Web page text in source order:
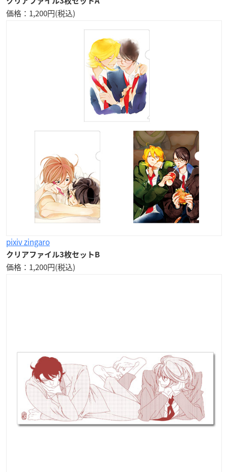
価格：1,200円(税込)
pixiv zingaro
クリアファイル3枚セットB
価格：1,200円(税込)